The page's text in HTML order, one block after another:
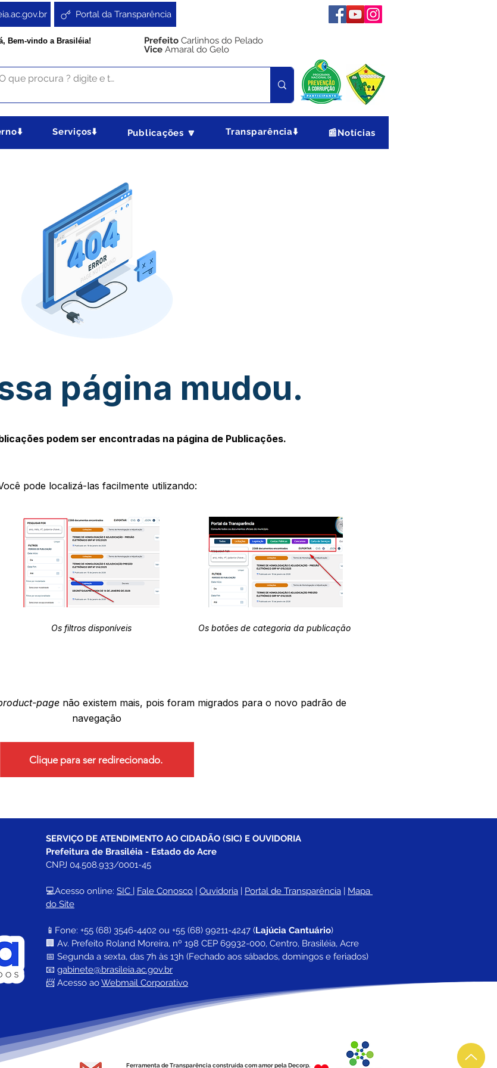
Portal da Transparência
Bem-vindo a Brasiléia! Prefeito Carlinhos do Pelado
Vice Amaral do Gelo
Serviços⬇️ Publicações 🔽 Transparência⬇️ 📰Notícias
página mudou.
podem ser encontradas na página de Publicações.
pode localizá-las facilmente utilizando:
Os filtros disponíveis Os botões de categoria da publicação
page não existem mais, pois foram migrados para o novo padrão de
navegação
Clique para ser redirecionado.
SERVIÇO DE ATENDIMENTO AO CIDADÃO (SIC) E OUVIDORIA
Prefeitura de Brasiléia - Estado do Acre
CNPJ 04.508.933/0001-45
💻Acesso online: SIC | Fale Conosco | Ouvidoria | Portal de Transparência | Mapa
do Site
📱Fone: +55 (68) 3546-4402 ou +55 (68) 99211-4247 (Lajúcia Cantuário)
🏢 Av. Prefeito Roland Moreira, nº 198 CEP 69932-000, Centro, Brasiléia, Acre
📅 Segunda a sexta, das 7h às 13h (Fechado aos sábados, domingos e feriados)
📧 gabinete@brasileia.ac.gov.br
📨 Acesso ao Webmail Corporativo
Ferramenta de Transparência construída com amor pela Decorp.